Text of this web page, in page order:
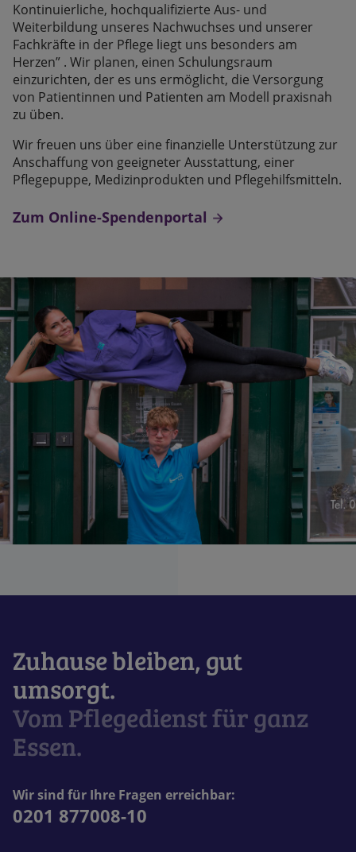
Kontinuierliche, hochqualifizierte Aus- und
Weiterbildung unseres Nachwuchses und unserer
Fachkräfte in der Pflege liegt uns besonders am
Herzen” . Wir planen, einen Schulungsraum
einzurichten, der es uns ermöglicht, die Versorgung
von Patientinnen und Patienten am Modell praxisnah
zu üben.
Wir freuen uns über eine finanzielle Unterstützung zur
Anschaffung von geeigneter Ausstattung, einer
Pflegepuppe, Medizinprodukten und Pflegehilfsmitteln.
Zum Online-Spendenportal
Zuhause bleiben, gut
umsorgt.
Vom Pflegedienst für ganz
Essen.
Wir sind für Ihre Fragen erreichbar:
0201 877008-10